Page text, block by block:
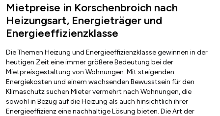
Mietpreise in Korschenbroich nach
Heizungsart, Energieträger und
Energieeffizienzklasse
Die Themen Heizung und Energieeffizienzklasse gewinnen in der
heutigen Zeit eine immer größere Bedeutung bei der
Mietpreisgestaltung von Wohnungen. Mit steigenden
Energiekosten und einem wachsenden Bewusstsein für den
Klimaschutz suchen Mieter vermehrt nach Wohnungen, die
sowohl in Bezug auf die Heizung als auch hinsichtlich ihrer
Energieeffizienz eine nachhaltige Lösung bieten. Die Art der